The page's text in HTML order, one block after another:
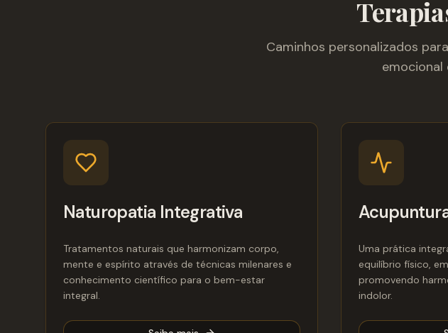
Caminhos personalizados
Naturopatia Integrativa
Tratamentos naturais que harmonizam corpo,
mente e espírito através de técnicas milenares e
conhecimento científico para o bem-estar
integral.
Uma prática
equilíbrio físico,
promovendo
indolor.